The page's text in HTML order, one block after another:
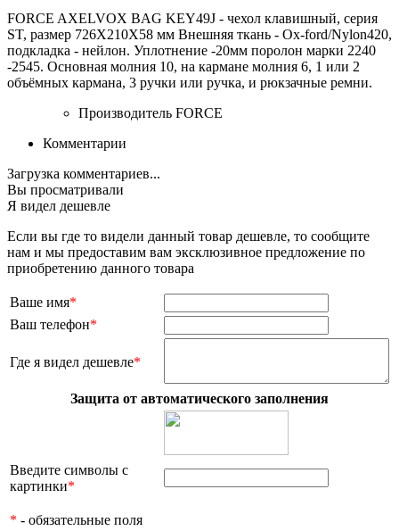
FORCE AXELVOX BAG KEY49J - чехол клавишный, серия
ST, размер 726X210X58 мм Внешняя ткань - Ox-ford/Nylon420,
подкладка - нейлон. Уплотнение -20мм поролон марки 2240
-2545. Основная молния 10, на кармане молния 6, 1 или 2
объёмных кармана, 3 ручки или ручка, и рюкзачные ремни.
Производитель FORCE
Комментарии
Загрузка комментариев...
Вы просматривали
Я видел дешевле
Если вы где то видели данный товар дешевле, то сообщите
нам и мы предоставим вам эксклюзивное предложение по
приобретению данного товара
Ваше имя*
Ваш телефон*
Где я видел дешевле*
Защита от автоматического заполнения
Введите символы с
картинки*
* - обязательные поля